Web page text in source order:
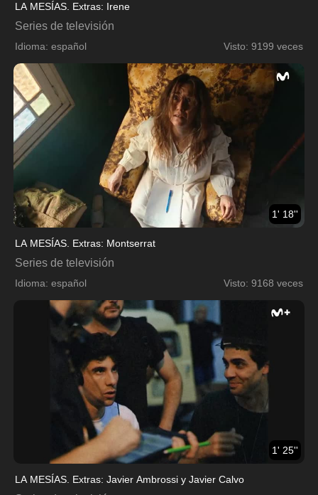
LA MESÍAS. Extras: Irene
Series de televisión
Idioma: español Visto: 9199 veces
1' 18''
LA MESÍAS. Extras: Montserrat
Series de televisión
Idioma: español Visto: 9168 veces
1' 25''
LA MESÍAS. Extras: Javier Ambrossi y Javier Calvo